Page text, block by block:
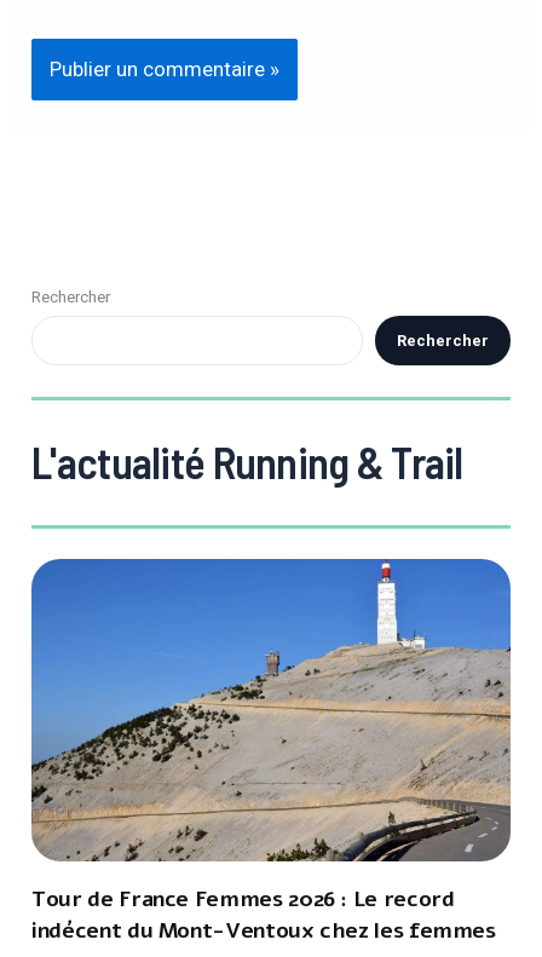
Rechercher
Rechercher
L'actualité Running & Trail
Tour de France Femmes 2026 : Le record
indécent du Mont-Ventoux chez les femmes